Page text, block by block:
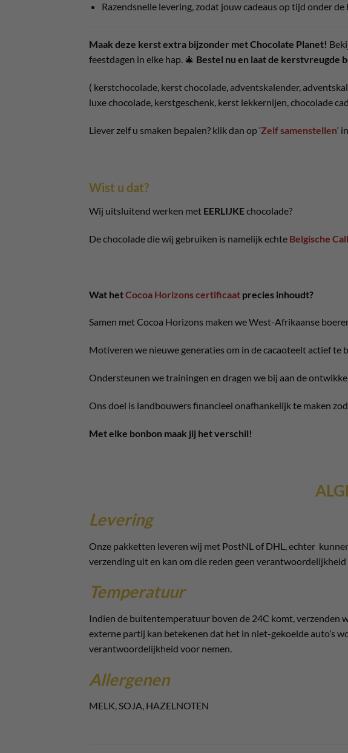
Razendsnelle levering, zodat jouw cadeaus op tijd onder de
Maak deze kerst extra bijzonder met Chocolate Planet!
feestdagen in elke hap. 🎄 Bestel nu en laat de kerstvreugde
( kerstchocolade, kerst chocolade, adventskalender,
luxe chocolade, kerstgeschenk, kerst lekkernijen, chocolade
Liever zelf u smaken bepalen? klik dan op ‘Zelf samenstellen‘
Wist u dat?
Wij uitsluitend werken met EERLIJKEchocolade?
De chocolade die wij gebruiken is namelijk echte Belgische
Wat hetCocoa Horizons certificaat precies inhoudt?
Samen met Cocoa Horizons maken we West-Afrikaanse
Motiveren we nieuwe generaties om in de cacaoteelt actief te
Ondersteunen we trainingen en dragen we bij aan de
Ons doel is landbouwers financieel onafhankelijk te maken
Met elke bonbon maak jij het verschil!
Levering
Onze pakketten leveren wij met PostNL of DHL, echter
verzending uit en kan om die reden geen
Temperatuur
Indien de buitentemperatuur boven de 24C komt, verzenden
externe partij kan betekenen dat het in niet-gekoelde auto’s
verantwoordelijkheid voor nemen.
Allergenen
MELK, SOJA, HAZELNOTEN